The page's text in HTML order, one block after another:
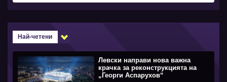
Най-четени
Левски направи нова важна
крачка за реконструкцията на
„Георги Аспарухов“